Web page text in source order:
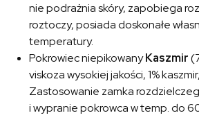
nie podrażnia skóry, zapobiega
roztoczy, posiada doskonałe
temperatury.
Pokrowiec niepikowanyKaszmir
viskoza wysokiej jakości, 1%
Zastosowanie zamka
i wypranie pokrowca w temp. do